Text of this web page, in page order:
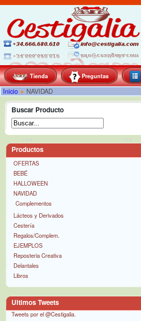
Tienda Preguntas
Inicio
NAVIDAD
Buscar Producto
Productos
OFERTAS
BEBÉ
HALLOWEEN
NAVIDAD
Complementos
Lácteos y Derivados
Cestería
Regalos/Complem.
EJEMPLOS
Reposteria Creativa
Delantales
Libros
Ultimos Tweets
Tweets por el @Cestigalia.